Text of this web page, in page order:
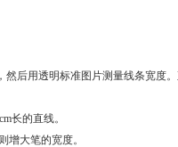
后用透明标准图片测量线条宽度
长的直线。
增大笔的宽度。